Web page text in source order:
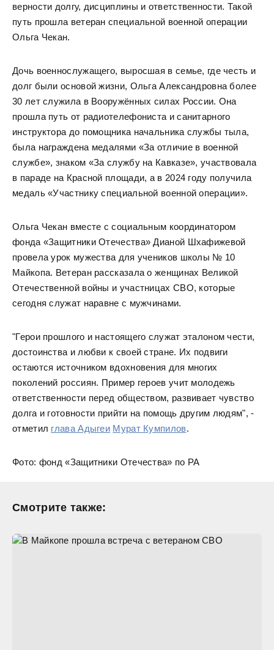
верности долгу, дисциплины и ответственности. Такой
путь прошла ветеран специальной военной операции
Ольга Чекан.
Дочь военнослужащего, выросшая в семье, где честь и
долг были основой жизни, Ольга Александровна более
30 лет служила в Вооружённых силах России. Она
прошла путь от радиотелефониста и санитарного
инструктора до помощника начальника службы тыла,
была награждена медалями «За отличие в военной
службе», знаком «За службу на Кавказе», участвовала
в параде на Красной площади, а в 2024 году получила
медаль «Участнику специальной военной операции».
Ольга Чекан вместе с социальным координатором
фонда «Защитники Отечества» Дианой Шхафижевой
провела урок мужества для учеников школы № 10
Майкопа. Ветеран рассказала о женщинах Великой
Отечественной войны и участницах СВО, которые
сегодня служат наравне с мужчинами.
"Герои прошлого и настоящего служат эталоном чести,
достоинства и любви к своей стране. Их подвиги
остаются источником вдохновения для многих
поколений россиян. Пример героев учит молодежь
ответственности перед обществом, развивает чувство
долга и готовности прийти на помощь другим людям", -
отметил глава Адыгеи Мурат Кумпилов.
Фото: фонд «Защитники Отечества» по РА
Смотрите также: